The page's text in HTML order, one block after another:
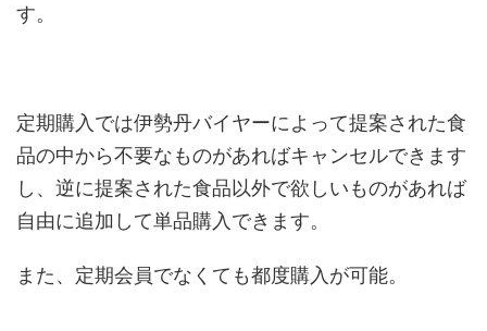
す。
定期購入では伊勢丹バイヤーによって提案された食
品の中から不要なものがあればキャンセルできます
し、逆に提案された食品以外で欲しいものがあれば
自由に追加して単品購入できます。
また、定期会員でなくても都度購入が可能。